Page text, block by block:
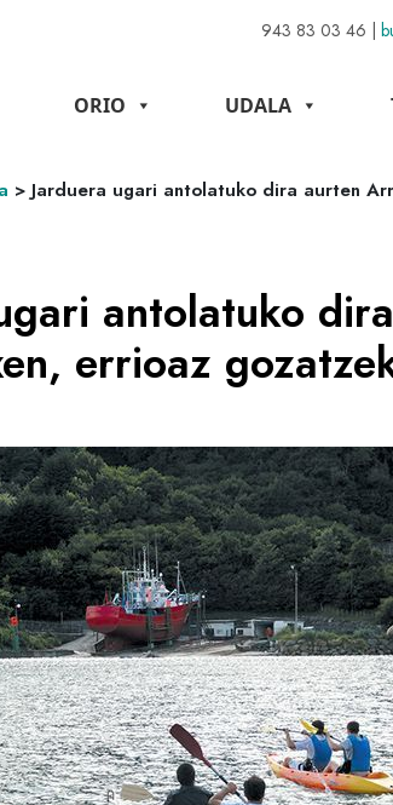
943 83 03 46 |
ORIO UDALA
> Jarduera ugari antolatuko dira aurten
antolatuko
errioaz